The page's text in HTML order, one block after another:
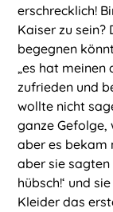
erschrecklich!
Kaiser zu sein?
begegnen
„es hat meinen
zufrieden und
wollte nicht
ganze Gefolge,
aber es bekam
aber sie sagten
hübsch!‘ und
Kleider das